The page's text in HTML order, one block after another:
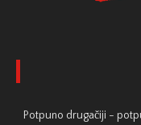
Potpuno drugačiji -